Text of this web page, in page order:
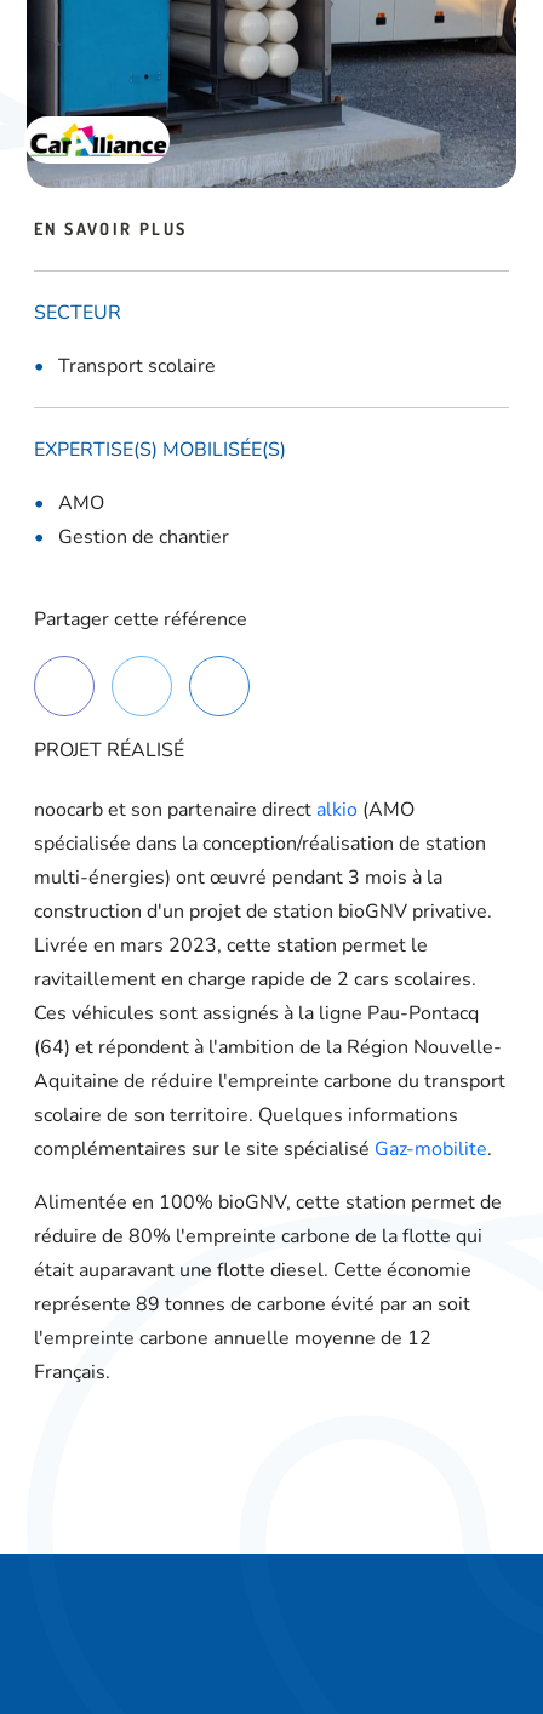
EN SAVOIR PLUS
SECTEUR
Transport scolaire
EXPERTISE(S) MOBILISÉE(S)
AMO
Gestion de chantier
Partager cette référence
PROJET RÉALISÉ
noocarb et son partenaire direct alkio (AMO
spécialisée dans la conception/réalisation de station
multi-énergies) ont œuvré pendant 3 mois à la
construction d'un projet de station bioGNV privative.
Livrée en mars 2023, cette station permet le
ravitaillement en charge rapide de 2 cars scolaires.
Ces véhicules sont assignés à la ligne Pau-Pontacq
(64) et répondent à l'ambition de la Région Nouvelle-
Aquitaine de réduire l'empreinte carbone du transport
scolaire de son territoire. Quelques informations
complémentaires sur le site spécialisé Gaz-mobilite.
Alimentée en 100% bioGNV, cette station permet de
réduire de 80% l'empreinte carbone de la flotte qui
était auparavant une flotte diesel. Cette économie
représente 89 tonnes de carbone évité par an soit
l'empreinte carbone annuelle moyenne de 12
Français.